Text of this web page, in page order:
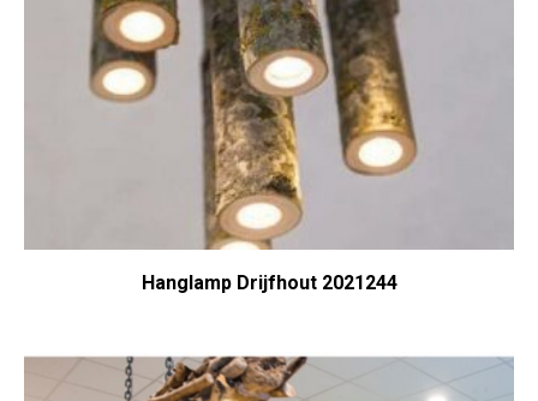
Hanglamp Drijfhout 2021244